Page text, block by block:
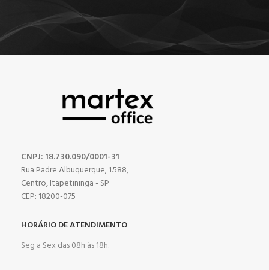
CNPJ: 18.730.090/0001-31
Rua Padre Albuquerque, 1.588,
Centro, Itapetininga - SP
CEP: 18200-075
HORÁRIO DE ATENDIMENTO
Seg a Sex das 08h às 18h.